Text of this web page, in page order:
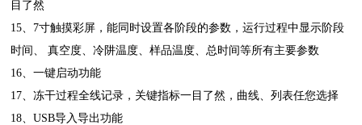
目了然
15、7寸触摸彩屏，能同时设置各阶段的参数，运行过程中显示阶段
时间、 真空度、冷阱温度、样品温度、总时间等所有主要参数
16、一键启动功能
17、冻干过程全线记录，关键指标一目了然，曲线、列表任您选择
18、USB导入导出功能